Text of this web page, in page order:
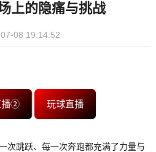
上的隐痛与挑战
08 19:14:52
播② 玩球直播
次跳跃、每一次奔跑都充满了力量与